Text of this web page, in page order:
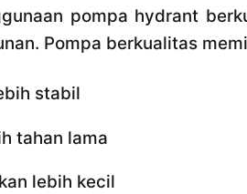
pompa hydrant
Pompa berkualitas
stabil
tahan lama
lebih kecil